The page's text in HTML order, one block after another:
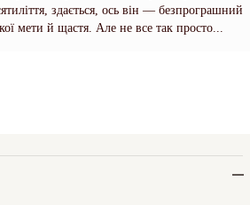
здається, ось він — безпрограшний
мети й щастя. Але не все так просто...